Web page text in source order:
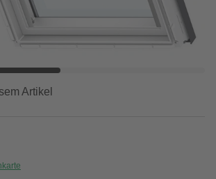
Artikel